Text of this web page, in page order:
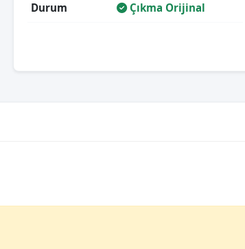
Durum Çıkma Orijinal